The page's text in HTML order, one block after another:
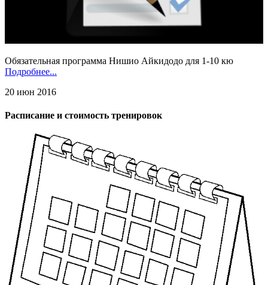
Обязательная программа Нишио Айкидодо для 1-10 кю
Подробнее...
20 июн 2016
Расписание и стоимость тренировок